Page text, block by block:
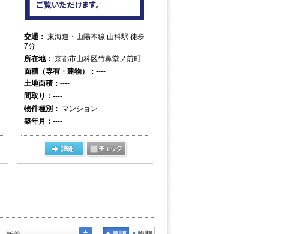
交通： 東海道・山陽本線 山科駅 徒歩
7分
所在地： 京都市山科区竹鼻堂ノ前町
面積（専有・建物）： ----
土地面積： ----
間取り： ----
物件種別： マンション
築年月： ----